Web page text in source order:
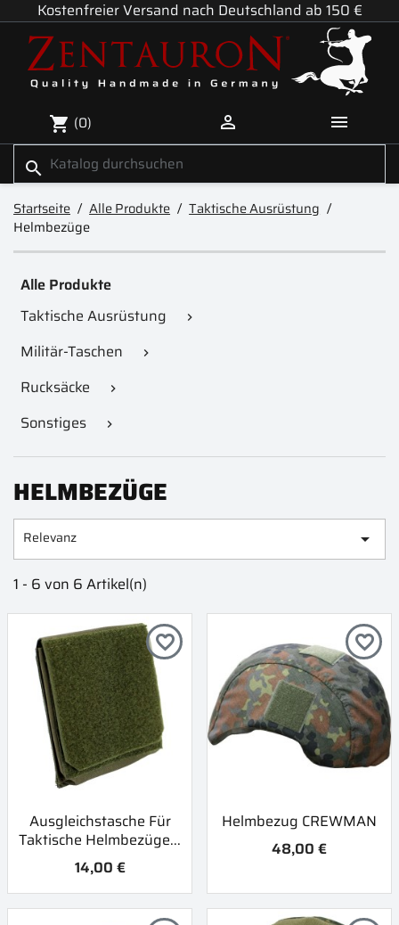
Kostenfreier Versand nach Deutschland ab 150 €
shopping_cart (0)  
search
Startseite Alle Produkte
Taktische Ausrüstung
Helmbezüge
Alle Produkte
Taktische Ausrüstung

Militär-Taschen 
Rucksäcke 
Sonstiges 
HELMBEZÜGE
Relevanz 
1 - 6 von 6 Artikel(n)
Ausgleichstasche Für
Taktische Helmbezüge...
14,00 €
favorite_border
Helmbezug CREWMAN
48,00 €
favorite_border